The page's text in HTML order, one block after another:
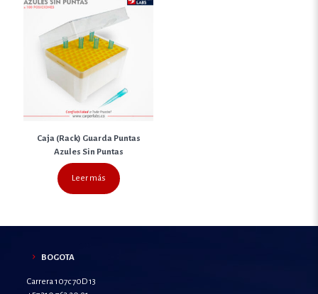
Caja (Rack) Guarda Puntas
Azules Sin Puntas
Leer más
BOGOTA
Carrera 107c 70D 13